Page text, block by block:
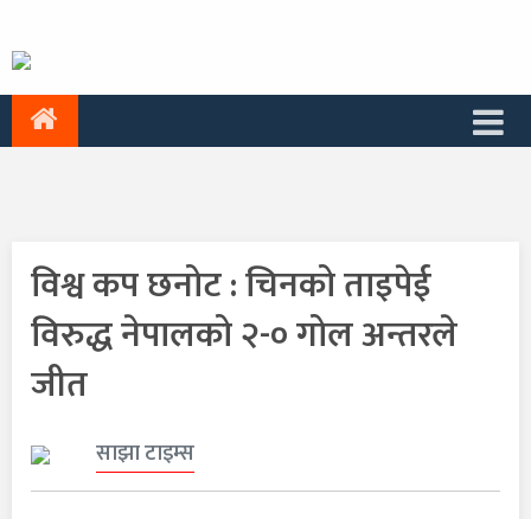
विश्व कप छनोट : चिनको ताइपेई
विरुद्ध नेपालको २-० गोल अन्तरले
जीत
साझा टाइम्स